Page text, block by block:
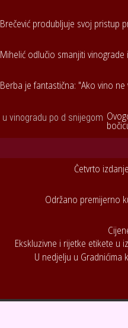
Brečević produbljuje svoj pristup
Mihelić odlučio smanjiti
Berba je fantastična: "Ako vino
Četvrto
Održano premijerno
Ekskluzivne i rijetke etikete u
U nedjelju u Gradnićima